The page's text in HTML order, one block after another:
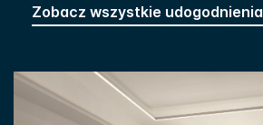
Zobacz wszystkie udogodnienia